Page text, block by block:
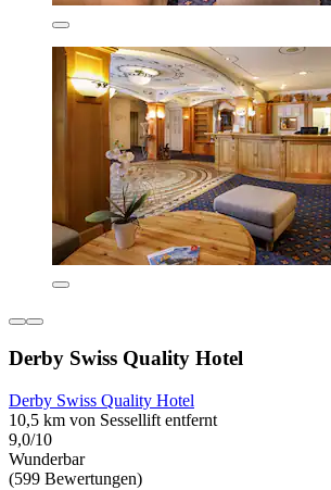
Derby Swiss Quality Hotel
Derby Swiss Quality Hotel
10,5 km von Sessellift entfernt
9,0/10
Wunderbar
(599 Bewertungen)